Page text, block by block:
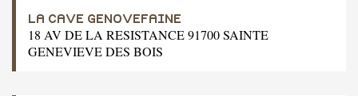
LA CAVE GENOVEFAINE
18 AV DE LA RESISTANCE 91700 SAINTE
GENEVIEVE DES BOIS